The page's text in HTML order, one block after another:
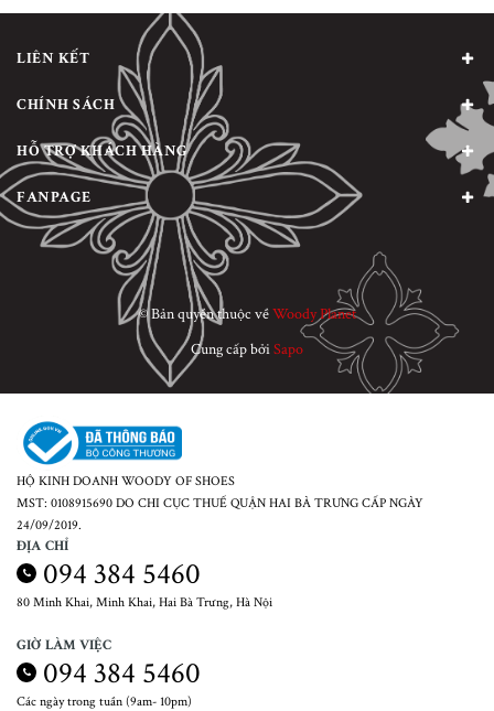
LIÊN KẾT
CHÍNH SÁCH
HỖ TRỢ KHÁCH HÀNG
FANPAGE
© Bản quyền thuộc vềWoody Planet
Cung cấp bởiSapo
HỘ KINH DOANH WOODY OF SHOES
MST: 0108915690 DO CHI CỤC THUẾ QUẬN HAI BÀ TRƯNG CẤP NGÀY
24/09/2019.
ĐỊA CHỈ
094 384 5460
80 Minh Khai, Minh Khai, Hai Bà Trưng, Hà Nội
GIỜ LÀM VIỆC
094 384 5460
Các ngày trong tuần (9am- 10pm)